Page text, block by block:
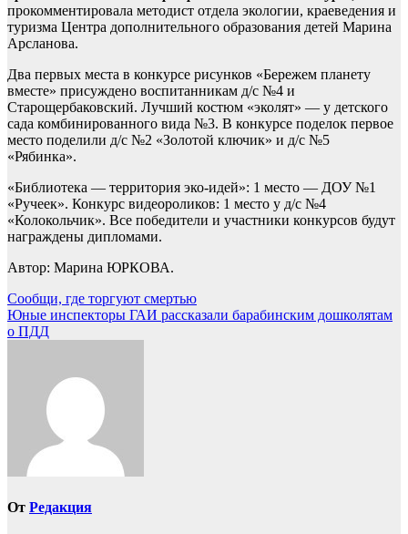
прокомментировала методист отдела экологии, краеведения и
туризма Центра дополнительного образования детей Марина
Арсланова.
Два первых места в конкурсе рисунков «Бережем планету
вместе» присуждено воспитанникам д/с №4 и
Старощербаковский. Лучший костюм «эколят» — у детского
сада комбинированного вида №3. В конкурсе поделок первое
место поделили д/с №2 «Золотой ключик» и д/с №5
«Рябинка».
«Библиотека — территория эко-идей»: 1 место — ДОУ №1
«Ручеек». Конкурс видеороликов: 1 место у д/с №4
«Колокольчик». Все победители и участники конкурсов будут
награждены дипломами.
Автор: Марина ЮРКОВА.
Навигация
по
Сообщи, где торгуют смертью
Юные инспекторы ГАИ рассказали барабинским дошколятам
о ПДД
От Редакция